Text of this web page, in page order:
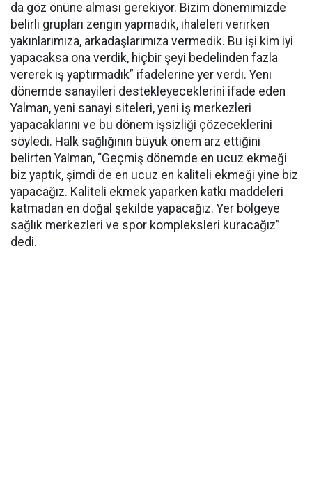
da göz önüne alması gerekiyor. Bizim dönemimizde
belirli grupları zengin yapmadık, ihaleleri verirken
yakınlarımıza, arkadaşlarımıza vermedik. Bu işi kim iyi
yapacaksa ona verdik, hiçbir şeyi bedelinden fazla
vererek iş yaptırmadık” ifadelerine yer verdi. Yeni
dönemde sanayileri destekleyeceklerini ifade eden
Yalman, yeni sanayi siteleri, yeni iş merkezleri
yapacaklarını ve bu dönem işsizliği çözeceklerini
söyledi. Halk sağlığının büyük önem arz ettiğini
belirten Yalman, “Geçmiş dönemde en ucuz ekmeği
biz yaptık, şimdi de en ucuz en kaliteli ekmeği yine biz
yapacağız. Kaliteli ekmek yaparken katkı maddeleri
katmadan en doğal şekilde yapacağız. Yer bölgeye
sağlık merkezleri ve spor kompleksleri kuracağız”
dedi.